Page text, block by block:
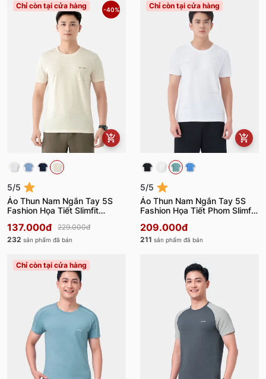
Chỉ còn tại cửa hàng -40%
5/5
Áo Thun Nam Ngắn Tay 5S
Fashion Họa Tiết Slimfit
137.000đ
229.000đ
232 sản phẩm đã bán
Chỉ còn tại cửa hàng
5/5
Áo Thun Nam Ngắn Tay 5S
Fashion Họa Tiết Phom Slimfit
209.000đ
211 sản phẩm đã bán
Chỉ còn tại cửa hàng